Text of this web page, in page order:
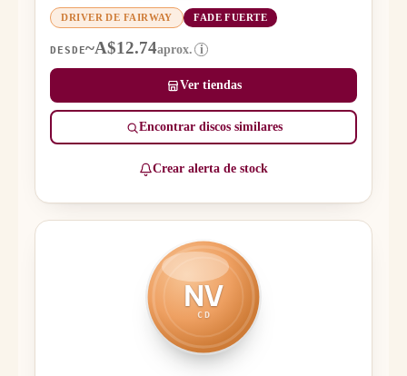
DRIVER DE FAIRWAY FADE FUERTE
DESDE~A$12.74aprox. i
Ver tiendas
Encontrar discos similares
Crear alerta de stock
NV
CD